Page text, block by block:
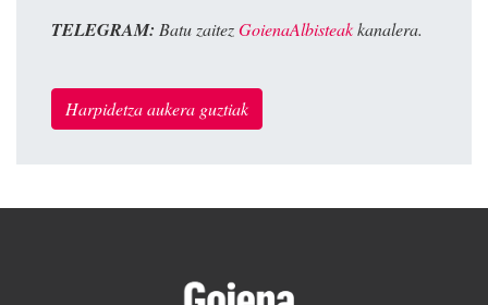
TELEGRAM: Batu zaitezGoienaAlbisteakkanalera.
Harpidetza aukera guztiak